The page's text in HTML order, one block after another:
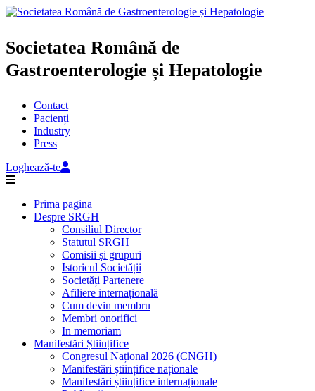
Societatea Română de
Gastroenterologie și Hepatologie
Contact
Pacienți
Industry
Press
Loghează-te
Prima pagina
Despre SRGH
Consiliul Director
Statutul SRGH
Comisii și grupuri
Istoricul Societății
Societăți Partenere
Afiliere internațională
Cum devin membru
Membri onorifici
In memoriam
Manifestări Științifice
Congresul Național 2026 (CNGH)
Manifestări științifice naționale
Manifestări științifice internaționale